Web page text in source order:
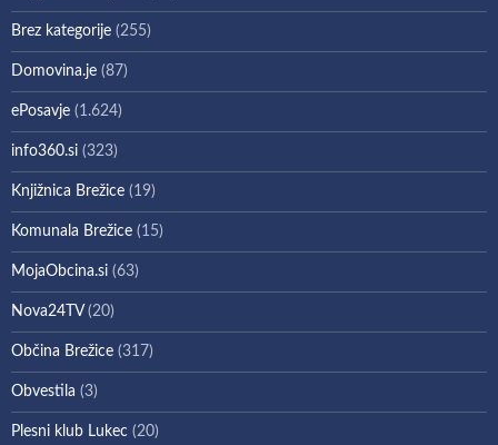
Brez kategorije (255)
Domovina.je (87)
ePosavje (1.624)
info360.si (323)
Knjižnica Brežice (19)
Komunala Brežice (15)
MojaObcina.si (63)
Nova24TV(20)
Občina Brežice (317)
Obvestila (3)
Plesni klub Lukec (20)